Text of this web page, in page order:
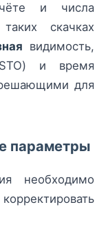
и числа
скачках
видимость,
и время
для
параметры
необходимо